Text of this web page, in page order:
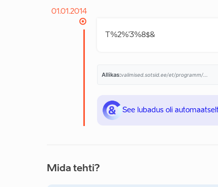
01.01.2014
T%2%'3%8$&
Allikas:valimised.sotsid.ee/et/programm/...
See lubadus oli
Mida tehti?